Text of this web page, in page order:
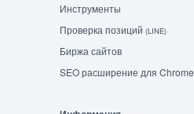
Инструменты
Проверка позиций (LINE)
Биржа сайтов
SEO расширение для Chrome